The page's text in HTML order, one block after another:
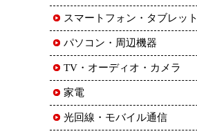
スマートフォン・タブレット
パソコン・周辺機器
TV・オーディオ・カメラ
家電
光回線・モバイル通信